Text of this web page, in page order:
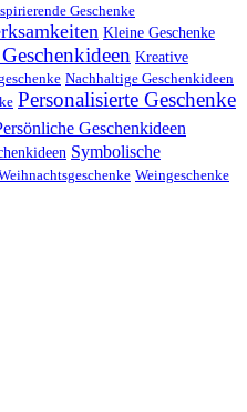
Geschenke
Kleine Geschenke
Kreative
Nachhaltige Geschenkideen
Personalisierte Geschenke
Geschenkideen
Symbolische
Weingeschenke